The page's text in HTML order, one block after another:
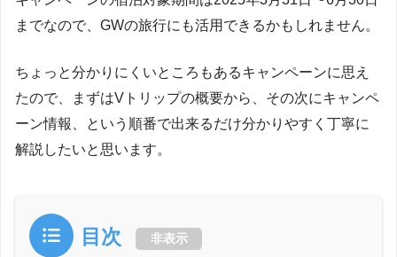
までなので、GWの旅行にも活用できるかもしれません。
ちょっと分かりにくいところもあるキャンペーンに思え
たので、まずはVトリップの概要から、その次にキャンペ
ーン情報、という順番で出来るだけ分かりやすく丁寧に
解説したいと思います。
目次 非表示